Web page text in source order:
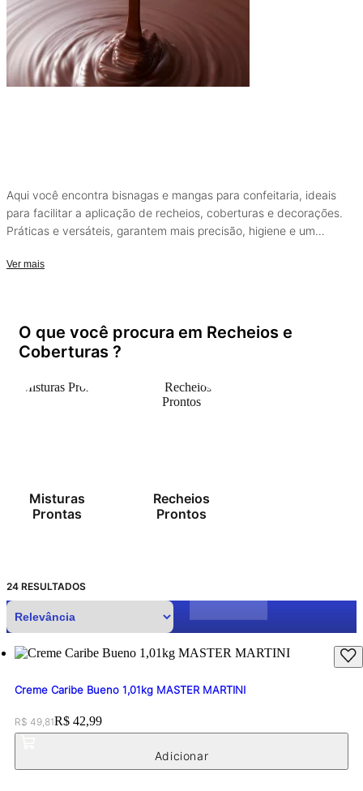
Aqui você encontra bisnagas e mangas para confeitaria, ideais
para facilitar a aplicação de recheios, coberturas e decorações.
Práticas e versáteis, garantem mais precisão, higiene e um
Ver mais
O que você procura em Recheios e
Coberturas ?
Misturas
Prontas
Recheios
Prontos
24 RESULTADOS
Creme Caribe Bueno 1,01kg MASTER MARTINI
Original price:
R$ 49,81Price:
R$ 42,99